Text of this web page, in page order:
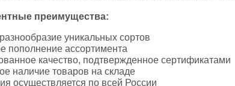
преимущества:
уникальных сортов
пополнение ассортимента
качество, подтвержденное сертификатами
наличие товаров на складе
осуществляется по всей России